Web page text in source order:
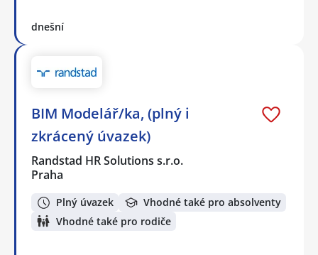
dnešní
BIM Modelář/ka, (plný i
zkrácený úvazek)
Randstad HR Solutions s.r.o.
Praha
Plný úvazek
Vhodné také pro absolventy
Vhodné také pro rodiče